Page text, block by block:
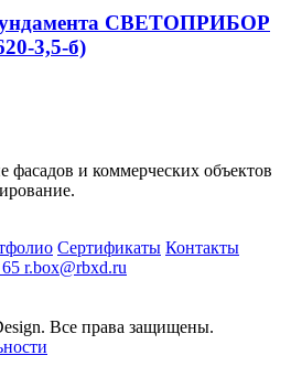
СВЕТОПРИБОР
3,5-б)
фасадов и коммерческих объектов
Сертификаты Контакты
r.box@rbxd.ru
Все права защищены.